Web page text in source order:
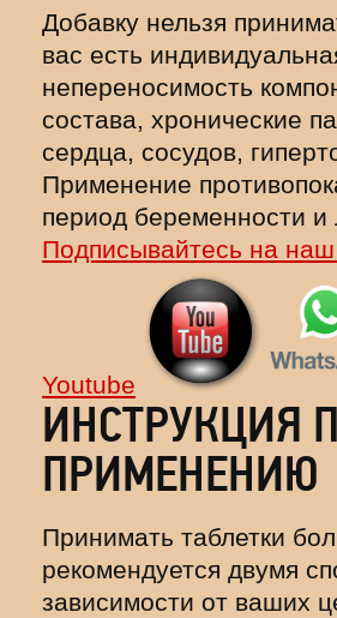
Добавку нельзя
вас есть
непереносимость
состава, хронические
сердца, сосудов,
Применение
период беременности и
Подписывайтесь на наш
Youtube
ИНСТРУКЦИЯ
ПРИМЕНЕНИЮ
Принимать таблетки
рекомендуется двумя
зависимости от ваших